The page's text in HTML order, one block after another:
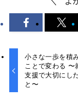
小さな一歩を積
ことで変わる 〜
支援で大切にし
と〜